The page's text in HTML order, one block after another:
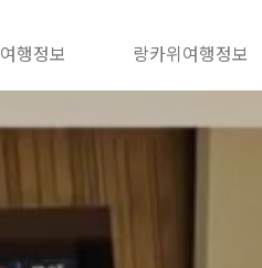
행정보 랑카위여행정보